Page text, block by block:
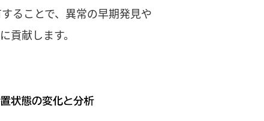
ることで、異常の早期発見や
貢献します。